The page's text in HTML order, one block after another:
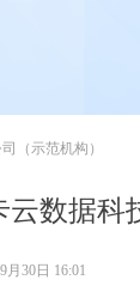
数据科
（示范机构）
月30日 16:01